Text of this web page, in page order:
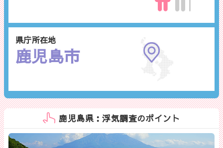
県庁所在地
鹿児島市
鹿児島県：浮気調査のポイント